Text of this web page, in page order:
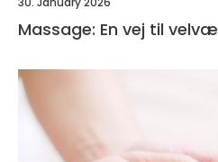
Massage: En vej til